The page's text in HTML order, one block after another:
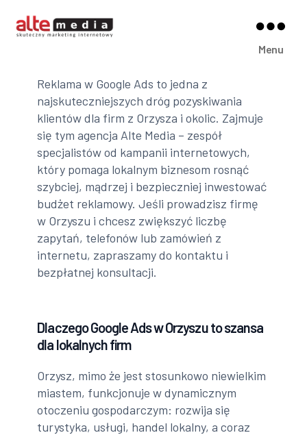
Media
Menu
Reklama w Google Ads to jedna z
najskuteczniejszych dróg pozyskiwania
klientów dla firm z Orzysza i okolic. Zajmuje
się tym agencja Alte Media – zespół
specjalistów od kampanii internetowych,
który pomaga lokalnym biznesom rosnąć
szybciej, mądrzej i bezpieczniej inwestować
budżet reklamowy. Jeśli prowadzisz firmę
w Orzyszu i chcesz zwiększyć liczbę
zapytań, telefonów lub zamówień z
internetu, zapraszamy do kontaktu i
bezpłatnej konsultacji.
Dlaczego Google Ads w Orzyszu to szansa
dla lokalnych firm
Orzysz, mimo że jest stosunkowo niewielkim
miastem, funkcjonuje w dynamicznym
otoczeniu gospodarczym: rozwija się
turystyka, usługi, handel lokalny, a coraz